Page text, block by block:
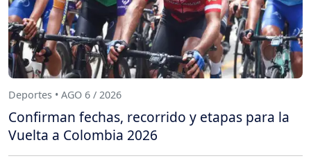
Deportes • AGO 6 / 2026
Confirman fechas, recorrido y etapas para la
Vuelta a Colombia 2026